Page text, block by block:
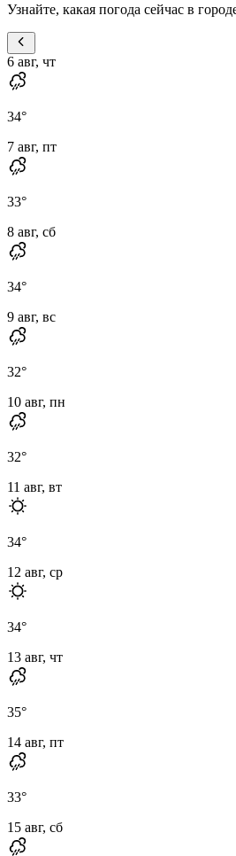
Узнайте, какая погода сейчас в
6 авг, чт
34°
7 авг, пт
33°
8 авг, сб
34°
9 авг, вс
32°
10 авг, пн
32°
11 авг, вт
34°
12 авг, ср
34°
13 авг, чт
35°
14 авг, пт
33°
15 авг, сб